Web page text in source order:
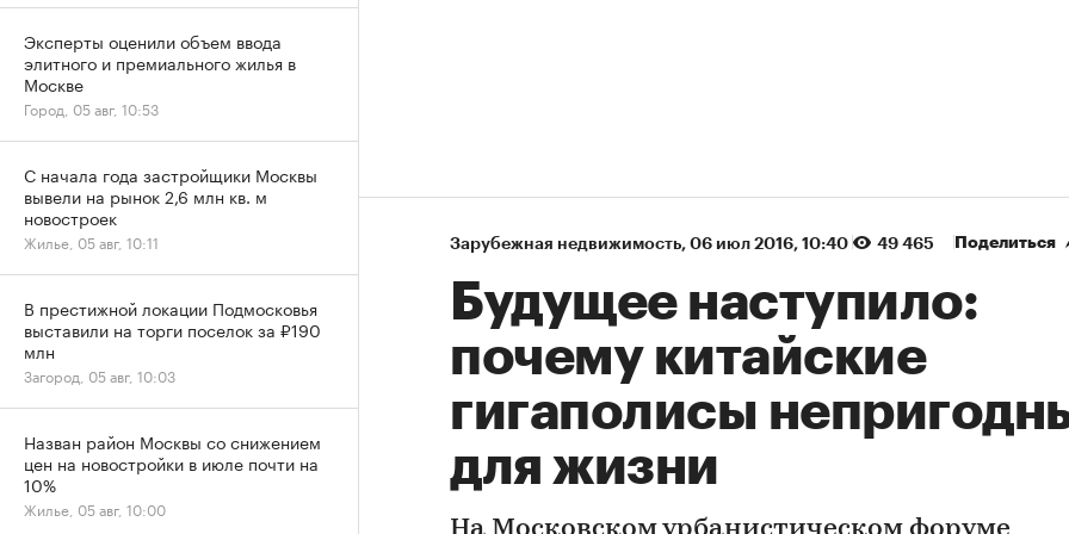
Зарубежная недвижимость⁠, 06 июл 2016, 10:40 49 465 Поделиться
Будущее наступило:
почему китайские
гигаполисы
для жизни
Эксперты оценили объем ввода
элитного и премиального жилья в
Москве
Город, 05 авг, 10:53
С начала года застройщики Москвы
вывели на рынок 2,6 млн кв. м
новостроек
Жилье, 05 авг, 10:11
В престижной локации Подмосковья
выставили на торги поселок за ₽190
млн
Загород, 05 авг, 10:03
Назван район Москвы со снижением
цен на новостройки в июле почти на
10%
Жилье, 05 авг, 10:00